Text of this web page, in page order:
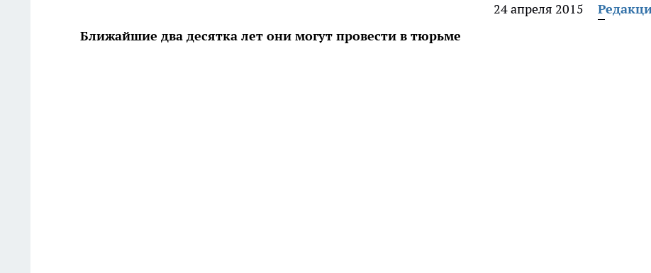
24 апреля 2015
Ближайшие два десятка лет они могут провести в тюрьме